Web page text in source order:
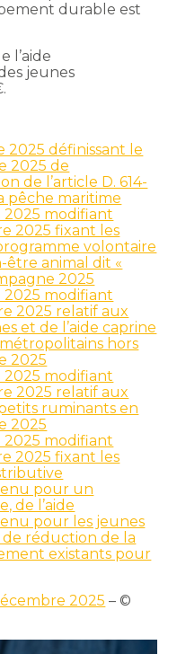
durable est
l’aide
jeunes
définissant le
2025 de
de l’article D. 614-
pêche maritime
modifiant
2025 fixant les
volontaire
animal dit «
2025
modifiant
2025 relatif aux
et de l’aide caprine
hors
2025
modifiant
2025 relatif aux
ruminants en
2025
modifiant
2025 fixant les
pour un
de l’aide
pour les jeunes
réduction de la
existants pour
2025 – ©